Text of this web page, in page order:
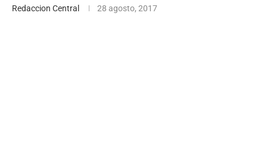
Redaccion Central 28 agosto, 2017